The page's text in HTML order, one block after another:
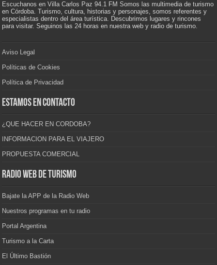
Escuchanos en Villa Carlos Paz 94.1 FM Somos las multimedia de turismo
en Córdoba. Turismo, cultura, historias y personajes, somos referentes y
especialistas dentro del área turística. Descubrimos lugares y rincones
para visitar. Seguinos las 24 horas en nuestra web y radio de turismo.
Aviso Legal
Políticas de Cookies
Política de Privacidad
Estamos en contacto
¿QUE HACER EN CORDOBA?
INFORMACION PARA EL VIAJERO
PROPUESTA COMERCIAL
Radio Web de Turismo
Bajate la APP de la Radio Web
Nuestros programas en tu radio
Portal Argentina
Turismo a la Carta
El Último Bastión